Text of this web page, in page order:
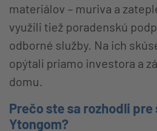
materiálov – muriva a
využili tiež poradenskú
odborné služby. Na ich
opýtali priamo investora a
domu.
Prečo ste sa rozhodli pre
Ytongom?